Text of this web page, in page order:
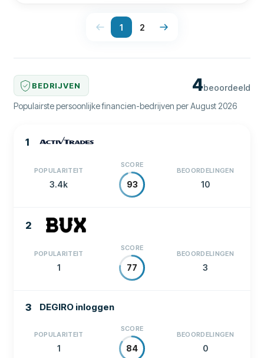
1 2
BEDRIJVEN 4beoordeeld
Populairste persoonlijke financien-bedrijven per August 2026
1
SCORE
93
BEOORDELINGEN
10
POPULARITEIT
3.4k
2
SCORE
77
BEOORDELINGEN
3
POPULARITEIT
1
3 DEGIRO inloggen
SCORE
84
BEOORDELINGEN
0
POPULARITEIT
1